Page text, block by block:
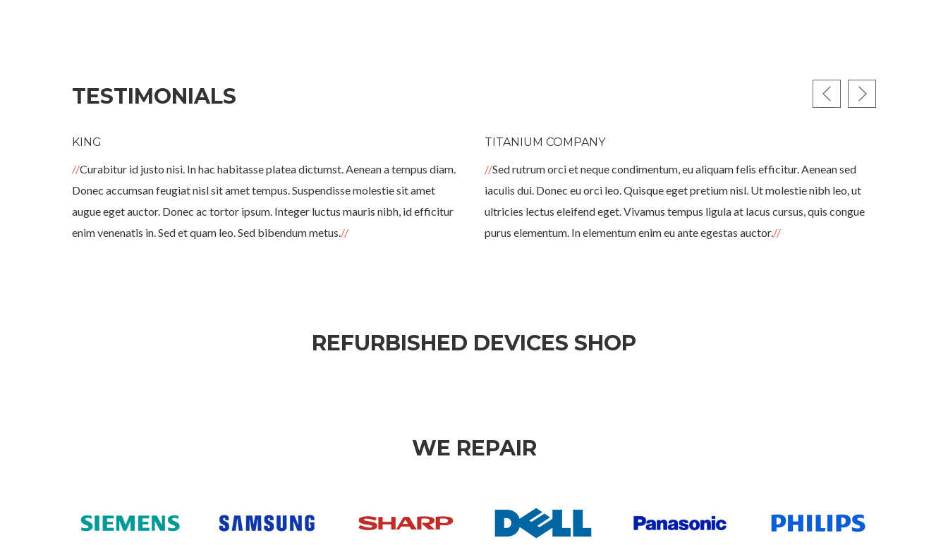
TESTIMONIALS
KING
Curabitur id justo nisi. In hac habitasse platea dictumst. Aenean a tempus diam.
Donec accumsan feugiat nisl sit amet tempus. Suspendisse molestie sit amet
augue eget auctor. Donec ac tortor ipsum. Integer luctus mauris nibh, id efficitur
enim venenatis in. Sed et quam leo. Sed bibendum metus.
TITANIUM COMPANY
Sed rutrum orci et neque condimentum, eu aliquam felis efficitur. Aenean sed
iaculis dui. Donec eu orci leo. Quisque eget pretium nisl. Ut molestie nibh leo, ut
ultricies lectus eleifend eget. Vivamus tempus ligula at lacus cursus, quis congue
purus elementum. In elementum enim eu ante egestas auctor.
REFURBISHED DEVICES SHOP
WE REPAIR